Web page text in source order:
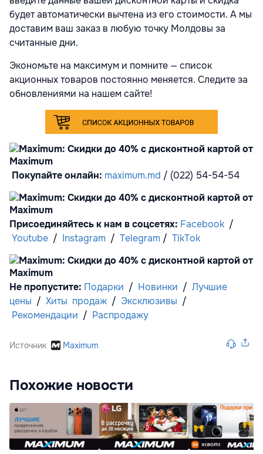
будет автоматически вычтена из его стоимости. А мы
доставим ваш заказ в любую точку Молдовы за
считанные дни.
Экономьте на максимум и помните — список
акционных товаров постоянно меняется. Следите за
обновлениями на нашем сайте!
Покупайте онлайн: maximum.md / (022) 54-54-54
Присоединяйтесь к нам в соцсетях: Facebook /
Youtube / Instagram / Telegram / TikTok
Не пропустите: Подарки / Новинки / Лучшие
цены / Хиты продаж / Эксклюзивы /
Рекомендации / Распродажу
Источник Maximum
Похожие новости